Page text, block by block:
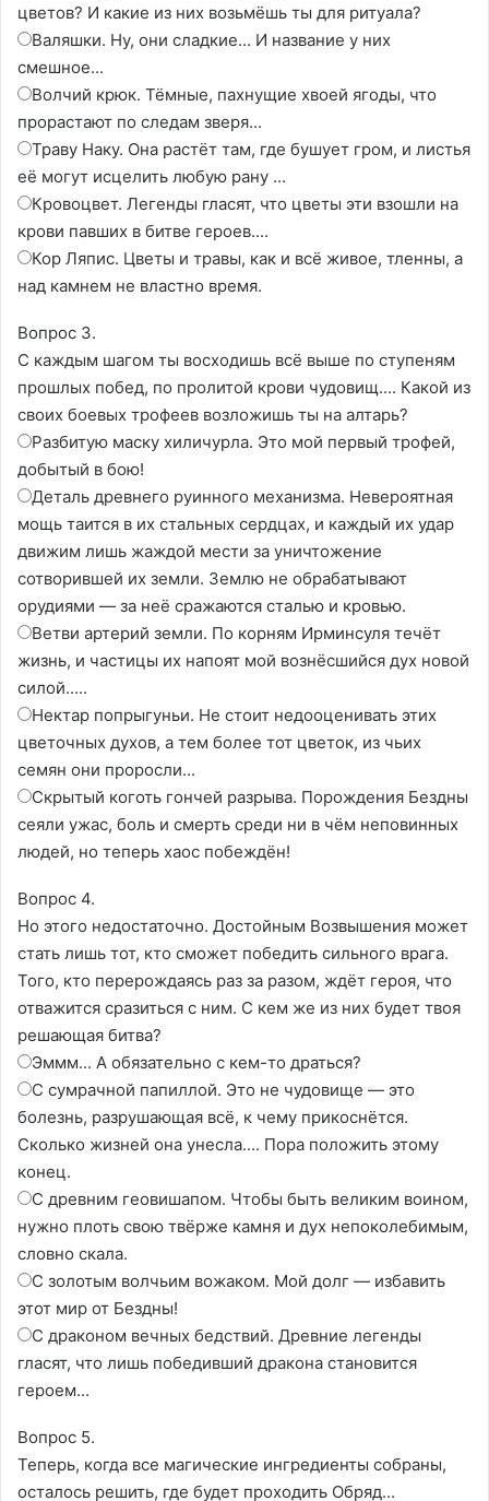
цветов? И какие из них возьмёшь ты для ритуала?
Валяшки. Ну, они сладкие... И название у них
смешное...
Волчий крюк. Тёмные, пахнущие хвоей ягоды, что
прорастают по следам зверя...
Траву Наку. Она растёт там, где бушует гром, и листья
её могут исцелить любую рану ...
Кровоцвет. Легенды гласят, что цветы эти взошли на
крови павших в битве героев....
Кор Ляпис. Цветы и травы, как и всё живое, тленны, а
над камнем не властно время.
Вопрос 3.
С каждым шагом ты восходишь всё выше по ступеням
прошлых побед, по пролитой крови чудовищ.... Какой из
своих боевых трофеев возложишь ты на алтарь?
Разбитую маску хиличурла. Это мой первый трофей,
добытый в бою!
Деталь древнего руинного механизма. Невероятная
мощь таится в их стальных сердцах, и каждый их удар
движим лишь жаждой мести за уничтожение
сотворившей их земли. Землю не обрабатывают
орудиями — за неё сражаются сталью и кровью.
Ветви артерий земли. По корням Ирминсуля течёт
жизнь, и частицы их напоят мой вознёсшийся дух новой
силой.....
Нектар попрыгуньи. Не стоит недооценивать этих
цветочных духов, а тем более тот цветок, из чьих
семян они проросли...
Скрытый коготь гончей разрыва. Порождения Бездны
сеяли ужас, боль и смерть среди ни в чём неповинных
людей, но теперь хаос побеждён!
Вопрос 4.
Но этого недостаточно. Достойным Возвышения может
стать лишь тот, кто сможет победить сильного врага.
Того, кто перерождаясь раз за разом, ждёт героя, что
отважится сразиться с ним. С кем же из них будет твоя
решающая битва?
Эммм... А обязательно с кем-то драться?
С сумрачной папиллой. Это не чудовище — это
болезнь, разрушающая всё, к чему прикоснётся.
Сколько жизней она унесла.... Пора положить этому
конец.
С древним геовишапом. Чтобы быть великим воином,
нужно плоть свою твёрже камня и дух непоколебимым,
словно скала.
С золотым волчьим вожаком. Мой долг — избавить
этот мир от Бездны!
С драконом вечных бедствий. Древние легенды
гласят, что лишь победивший дракона становится
героем...
Вопрос 5.
Теперь, когда все магические ингредиенты собраны,
осталось решить, где будет проходить Обряд...